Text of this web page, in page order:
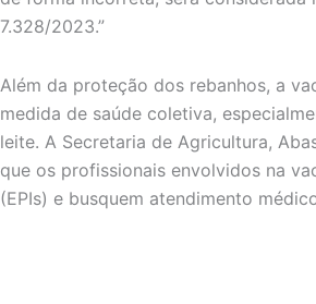
7.328/2023.”
Além da proteção dos rebanhos, a
medida de saúde coletiva,
leite. A Secretaria de Agricultura,
que os profissionais envolvidos na
(EPIs) e busquem atendimento